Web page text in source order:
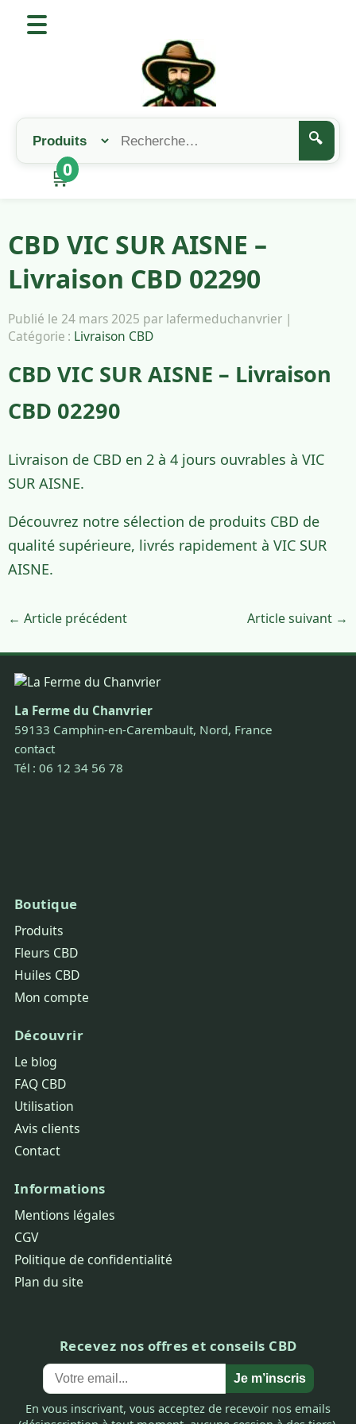
🔍
🛒
0
CBD VIC SUR AISNE –
Livraison CBD 02290
Publié le 24 mars 2025 par lafermeduchanvrier |
Catégorie : Livraison CBD
CBD VIC SUR AISNE – Livraison
CBD 02290
Livraison de CBD en 2 à 4 jours ouvrables à VIC
SUR AISNE.
Découvrez notre sélection de produits CBD de
qualité supérieure, livrés rapidement à VIC SUR
AISNE.
← Article précédent Article suivant →
La Ferme du Chanvrier
59133 Camphin-en-Carembault, Nord, France
contact
Tél : 06 12 34 56 78
Boutique
Produits
Fleurs CBD
Huiles CBD
Mon compte
Découvrir
Le blog
FAQ CBD
Utilisation
Avis clients
Contact
Informations
Mentions légales
CGV
Politique de confidentialité
Plan du site
Recevez nos offres et conseils CBD
Je m’inscris
En vous inscrivant, vous acceptez de recevoir nos emails